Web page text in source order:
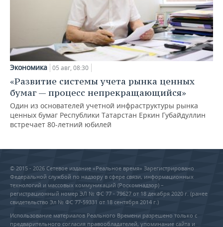
Экономика 05 авг, 08:30
«Развитие системы учета рынка ценных
бумаг — процесс непрекращающийся»
Один из основателей учетной инфраструктуры рынка
ценных бумаг Республики Татарстан Еркин Губайдуллин
встречает 80-летний юбилей
© 2015 - 2026 Сетевое издание «Реальное время» Зарегистрировано
Федеральной службой по надзору в сфере связи, информационных
технологий и массовых коммуникаций (Роскомнадзор) –
регистрационный номер ЭЛ № ФС 77 - 79627 от 18 декабря 2020 г. (ранее
свидетельство Эл № ФС 77-59331 от 18 сентября 2014 г.)
Использование материалов Реального Времени разрешено только с
предварительного согласия правообладателей, упоминание сайта и